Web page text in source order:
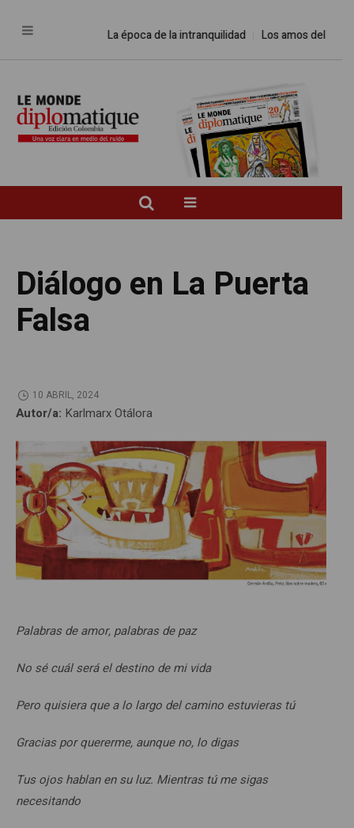
La época de la intranquilidad Los amos del mundo
Diálogo en La Puerta
Falsa
10 ABRIL, 2024
Autor/a: Karlmarx Otálora
Palabras de amor, palabras de paz
No sé cuál será el destino de mi vida
Pero quisiera que a lo largo del camino estuvieras tú
Gracias por quererme, aunque no, lo digas
Tus ojos hablan en su luz. Mientras tú me sigas
necesitando